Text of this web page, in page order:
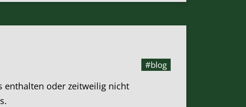
#blog
enthalten oder zeitweilig nicht